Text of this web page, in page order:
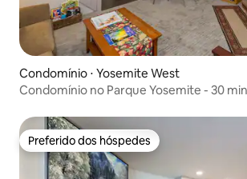
Condomínio ⋅ Yosemite West
Condomínio no Parque Yosemite - 30
Preferido dos hóspedes
Preferido dos hóspedes